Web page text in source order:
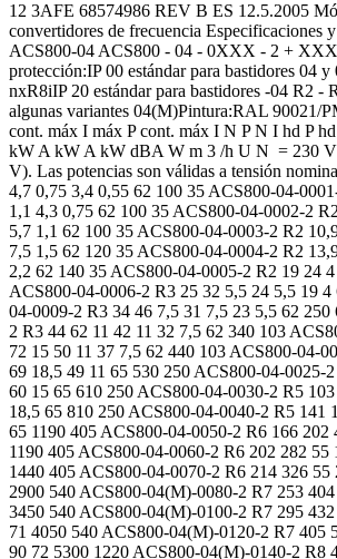
12 3AFE 68574986 REV B ES 12.5.2005
convertidores de frecuencia Especificaciones
ACS800-04 ACS800 - 04 - 0XXX - 2 +
protección:IP 00 estándar para bastidores 04
nxR8iIP 20 estándar para bastidores -04 R2 -
algunas variantes 04(M)Pintura:RAL 90021/
cont. máx I máx P cont. máx I N P N I hd P
kW A kW A kW dBA W m 3 /h U N = 230 V
V). Las potencias son válidas a tensión
4,7 0,75 3,4 0,55 62 100 35 ACS800-04-
1,1 4,3 0,75 62 100 35 ACS800-04-0002-2
5,7 1,1 62 100 35 ACS800-04-0003-2 R2
7,5 1,5 62 120 35 ACS800-04-0004-2 R2
2,2 62 140 35 ACS800-04-0005-2 R2 19 24
ACS800-04-0006-2 R3 25 32 5,5 24 5,5 19
04-0009-2 R3 34 46 7,5 31 7,5 23 5,5 62
2 R3 44 62 11 42 11 32 7,5 62 340 103
72 15 50 11 37 7,5 62 440 103 ACS800-04-
69 18,5 49 11 65 530 250 ACS800-04-0025-
60 15 65 610 250 ACS800-04-0030-2 R5
18,5 65 810 250 ACS800-04-0040-2 R5 141
65 1190 405 ACS800-04-0050-2 R6 166 202
1190 405 ACS800-04-0060-2 R6 202 282 55
1440 405 ACS800-04-0070-2 R6 214 326 55
2900 540 ACS800-04(M)-0080-2 R7 253
3450 540 ACS800-04(M)-0100-2 R7 295
71 4050 540 ACS800-04(M)-0120-2 R7 405
90 72 5300 1220 ACS800-04(M)-0140-2 R8